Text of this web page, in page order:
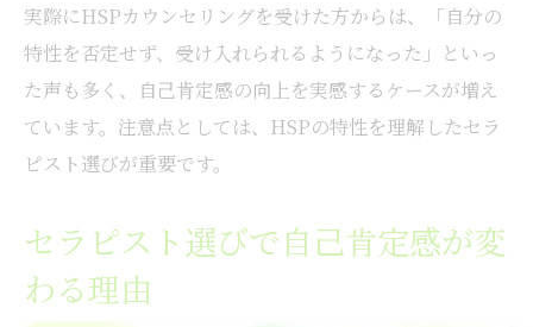
実際にHSPカウンセリングを受けた方からは、「自分の
特性を否定せず、受け入れられるようになった」といっ
た声も多く、自己肯定感の向上を実感するケースが増え
ています。注意点としては、HSPの特性を理解したセラ
ピスト選びが重要です。
セラピスト選びで自己肯定感が変
わる理由